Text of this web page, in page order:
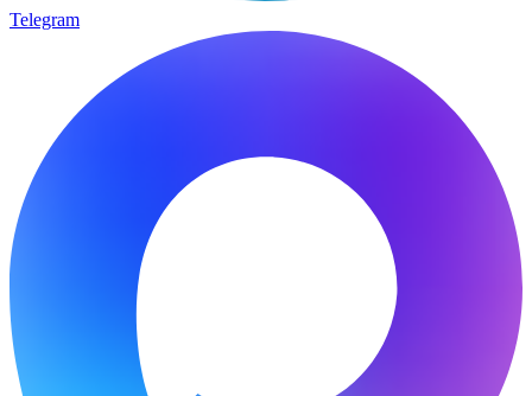
Telegram